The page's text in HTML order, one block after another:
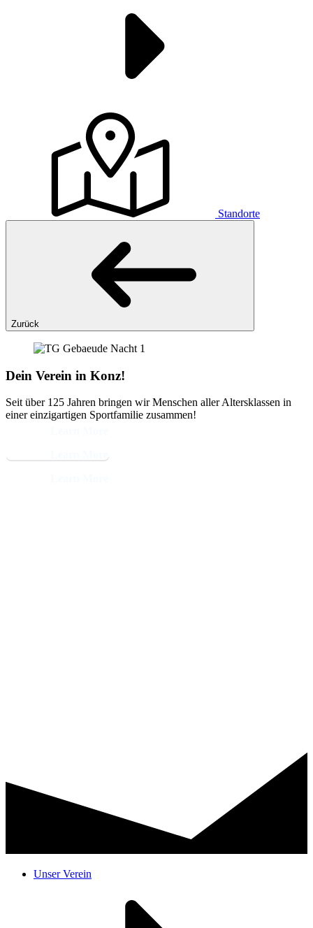
Standorte
Zurück
Dein Verein in Konz!
Seit über 125 Jahren bringen wir Menschen aller Altersklassen in
einer einzigartigen Sportfamilie zusammen!
Unser Verein